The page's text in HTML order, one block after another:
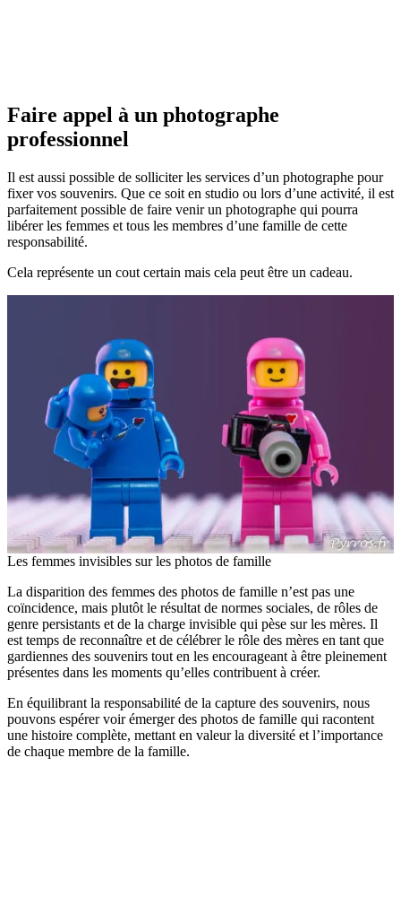
Faire appel à un photographe
professionnel
Il est aussi possible de solliciter les services d’un photographe pour
fixer vos souvenirs. Que ce soit en studio ou lors d’une activité, il est
parfaitement possible de faire venir un photographe qui pourra
libérer les femmes et tous les membres d’une famille de cette
responsabilité.
Cela représente un cout certain mais cela peut être un cadeau.
Les femmes invisibles sur les photos de famille
La disparition des femmes des photos de famille n’est pas une
coïncidence, mais plutôt le résultat de normes sociales, de rôles de
genre persistants et de la charge invisible qui pèse sur les mères. Il
est temps de reconnaître et de célébrer le rôle des mères en tant que
gardiennes des souvenirs tout en les encourageant à être pleinement
présentes dans les moments qu’elles contribuent à créer.
En équilibrant la responsabilité de la capture des souvenirs, nous
pouvons espérer voir émerger des photos de famille qui racontent
une histoire complète, mettant en valeur la diversité et l’importance
de chaque membre de la famille.